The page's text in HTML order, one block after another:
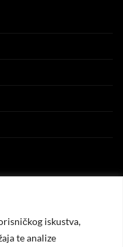
iskustva,
te analize